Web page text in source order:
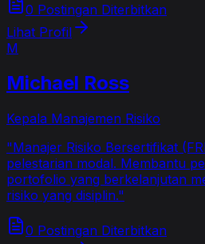
0 Postingan Diterbitkan
Lihat Profil
M
Michael Ross
Kepala Manajemen Risiko
"Manajer Risiko Bersertifikat
pelestarian modal. Membantu
portofolio yang berkelanjutan
risiko yang disiplin."
0 Postingan Diterbitkan